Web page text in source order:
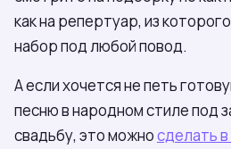
как на репертуар, из
набор под любой повод.
А если хочется не петь
песню в народном стиле под
свадьбу, это можносделать